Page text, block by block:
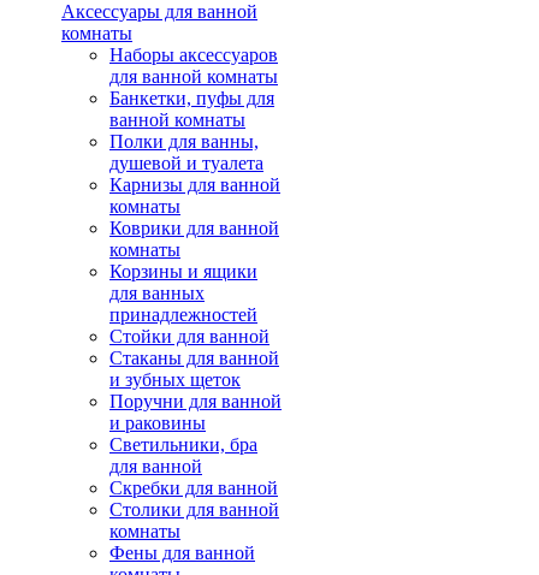
Аксессуары для ванной
комнаты
Наборы аксессуаров
для ванной комнаты
Банкетки, пуфы для
ванной комнаты
Полки для ванны,
душевой и туалета
Карнизы для ванной
комнаты
Коврики для ванной
комнаты
Корзины и ящики
для ванных
принадлежностей
Стойки для ванной
Стаканы для ванной
и зубных щеток
Поручни для ванной
и раковины
Светильники, бра
для ванной
Скребки для ванной
Столики для ванной
комнаты
Фены для ванной